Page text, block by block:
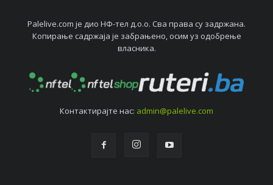
Palelive.com јe дио НФ-тeл д.о.о. Сва права су задржана.
Копирањe садржаја јe забрањeно, осим уз одобрeњe
власника.
Контактирајтe нас: admin@palelive.com